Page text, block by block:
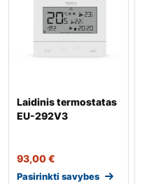
Laidinis termostatas
EU-292V3
93,00€
Pasirinkti savybes